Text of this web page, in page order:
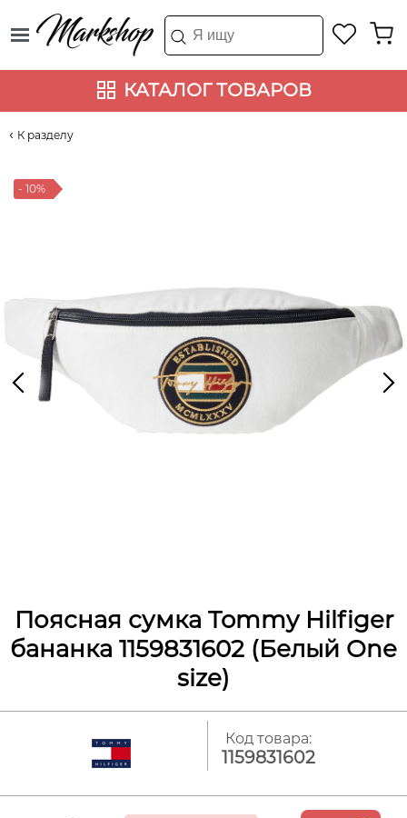
КАТАЛОГ ТОВАРОВ
К разделу
- 10%
Поясная сумка Tommy Hilfiger
бананка 1159831602 (Белый One
size)
Код товара:
1159831602